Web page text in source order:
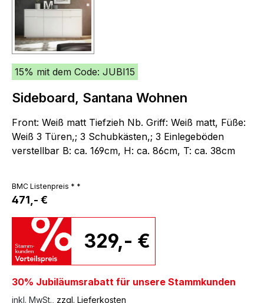
15% mit dem Code: JUBI15
Sideboard, Santana Wohnen
Front: Weiß matt Tiefzieh Nb. Griff: Weiß matt, Füße:
Weiß 3 Türen,; 3 Schubkästen,; 3 Einlegeböden
verstellbar B: ca. 169cm, H: ca. 86cm, T: ca. 38cm
BMC Listenpreis * *
471,- €
329,- €
30% Jubiläumsrabatt für unsere Stammkunden
inkl. MwSt., zzgl. Lieferkosten